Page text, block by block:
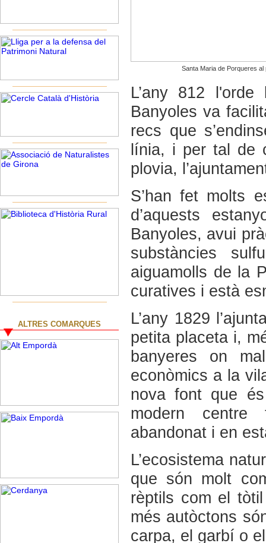
ALTRES COMARQUES
Santa Maria de Porqueres al
L’any 812
Banyoles va
recs que
línia, i per tal de
plovia,
S’han fet molts
d’aquests
Banyoles, avui
substàncies
aiguamolls de la
curatives i està
L’any 1829
petita placeta i,
banyeres on
econòmics a la
nova font que
modern centre
abandonat i en
L’ecosistema
que són molt
rèptils com el
més autòctons
carpa, el garbí o